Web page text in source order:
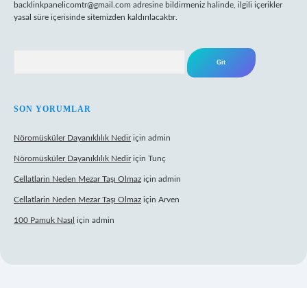
backlinkpanelicomtr@gmail.com adresine bildirmeniz halinde, ilgili içerikler
yasal süre içerisinde sitemizden kaldırılacaktır.
SON YORUMLAR
Nöromüsküler Dayanıklılık Nediriçin admin
Nöromüsküler Dayanıklılık Nediriçin Tunç
Cellatlarin Neden Mezar Taşı Olmaz için admin
Cellatlarin Neden Mezar Taşı Olmaz için Arven
100 Pamuk Nasıl için admin